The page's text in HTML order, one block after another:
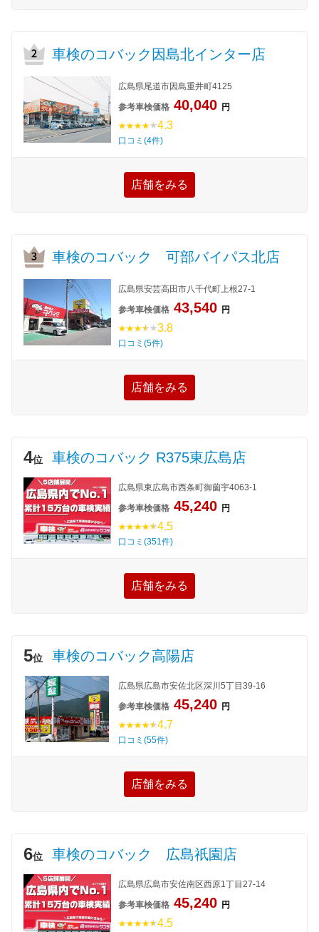
車検のコバック因島北インター店
広島県尾道市因島重井町4125
参考車検価格 40,040 円
4.3
口コミ(4件)
店舗をみる
車検のコバック 可部バイパス北店
広島県安芸高田市八千代町上根27-1
参考車検価格 43,540 円
3.8
口コミ(5件)
店舗をみる
4位 車検のコバック R375東広島店
広島県東広島市西条町御薗宇4063-1
参考車検価格 45,240 円
4.5
口コミ(351件)
店舗をみる
5位 車検のコバック高陽店
広島県広島市安佐北区深川5丁目39-16
参考車検価格 45,240 円
4.7
口コミ(55件)
店舗をみる
6位 車検のコバック 広島祇園店
広島県広島市安佐南区西原1丁目27-14
参考車検価格 45,240 円
4.5